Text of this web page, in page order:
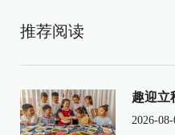
推荐阅读
趣迎立
2026-